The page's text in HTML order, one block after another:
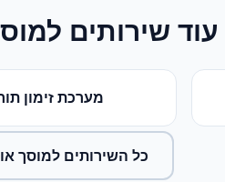
עוד שירותים ל
מערכת זימון
כל השירותים למוסך